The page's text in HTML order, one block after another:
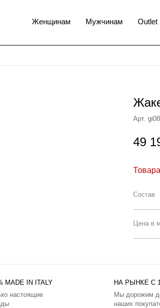
Женщинам Мужчинам Outlet
Арт.
49
Состав
Цена в
MADE IN ITALY
настоящие
НА РЫНКЕ С
Мы дорожим
наших